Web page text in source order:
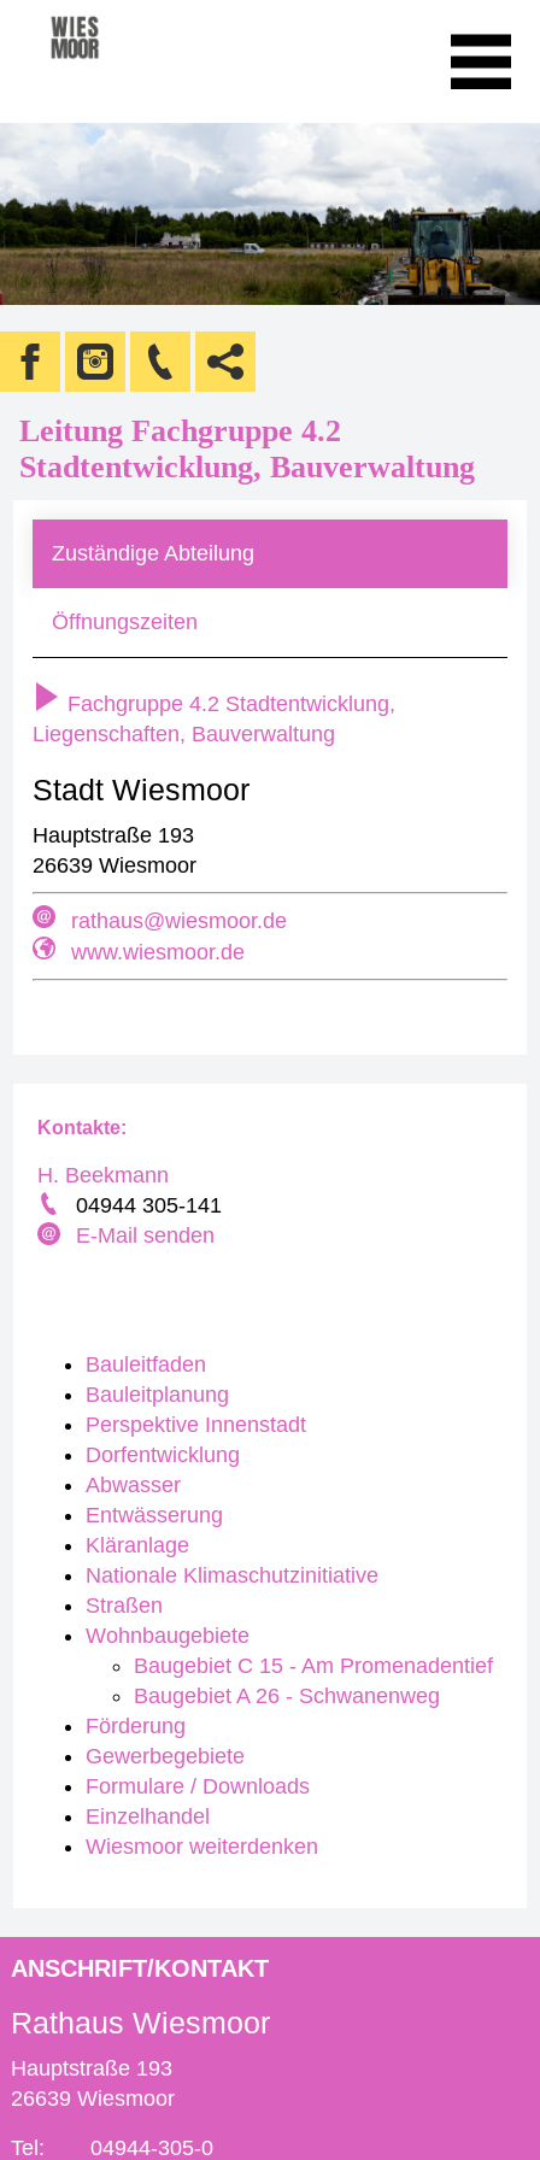
Leitung Fachgruppe 4.2
Stadtentwicklung, Bauverwaltung
Zuständige Abteilung
Öffnungszeiten
Fachgruppe 4.2 Stadtentwicklung,
Liegenschaften, Bauverwaltung
Stadt Wiesmoor
Hauptstraße 193
26639 Wiesmoor
rathaus@wiesmoor.de
www.wiesmoor.de
Bauleitfaden
Bauleitplanung
Perspektive Innenstadt
Dorfentwicklung
Abwasser
Entwässerung
Kläranlage
Nationale Klimaschutzinitiative
Straßen
Wohnbaugebiete
Baugebiet C 15 - Am Promenadentief
Baugebiet A 26 - Schwanenweg
Förderung
Gewerbegebiete
Formulare / Downloads
Einzelhandel
Wiesmoor weiterdenken
Kontakte:
H. Beekmann
04944 305-141
E-Mail senden
ANSCHRIFT/KONTAKT
Rathaus Wiesmoor
Hauptstraße 193
26639 Wiesmoor
Tel: 04944-305-0